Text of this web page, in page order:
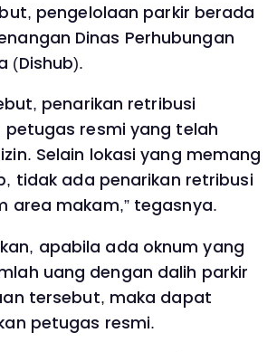
pengelolaan parkir berada
Dinas Perhubungan
(Dishub).
penarikan retribusi
petugas resmi yang telah
Selain lokasi yang memang
tidak ada penarikan retribusi
area makam,” tegasnya.
apabila ada oknum yang
uang dengan dalih parkir
tersebut, maka dapat
petugas resmi.